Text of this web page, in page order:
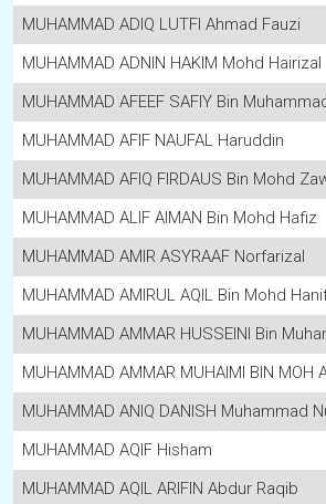
MUHAMMAD ADIQ LUTFI Ahmad Fauzi
MUHAMMAD ADNIN HAKIM Mohd Hairizal
MUHAMMAD AFEEF SAFIY Bin
MUHAMMAD AFIF NAUFAL Haruddin
MUHAMMAD AFIQ FIRDAUS Bin Mohd
MUHAMMAD ALIF AIMAN Bin Mohd Hafiz
MUHAMMAD AMIR ASYRAAF Norfarizal
MUHAMMAD AMIRUL AQIL Bin Mohd
MUHAMMAD AMMAR HUSSEINI Bin
MUHAMMAD AMMAR MUHAIMI BIN MOH
MUHAMMAD ANIQ DANISH Muhammad
MUHAMMAD AQIF Hisham
MUHAMMAD AQIL ARIFIN Abdur Raqib